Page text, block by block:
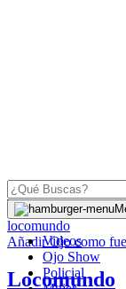
Videos
Ojo Show
Policial
OJO
locomundo
AñadirOjocomo
Locomundo